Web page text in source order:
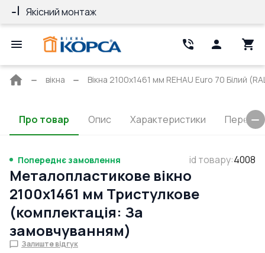
Якісний монтаж
Головна
вікна Вікна 2100x1461 мм REHAU Euro 70 Білий
Про товар Опис Характеристики
Попереднє замовлення id товару:4008
Металопластикове вікно
2100x1461 мм Тристулкове
(комплектація: За
замовчуванням)
Залиште відгук